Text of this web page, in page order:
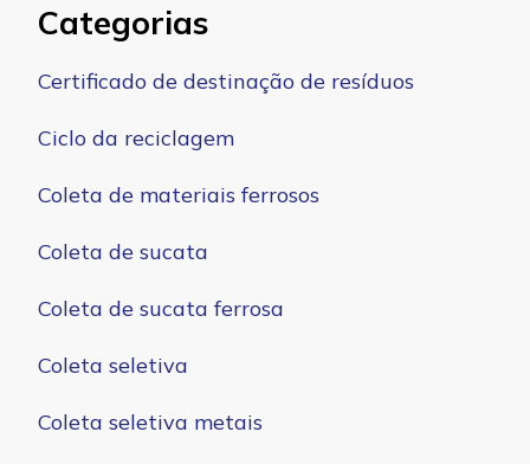
Categorias
Certificado de destinação de resíduos
Ciclo da reciclagem
Coleta de materiais ferrosos
Coleta de sucata
Coleta de sucata ferrosa
Coleta seletiva
Coleta seletiva metais